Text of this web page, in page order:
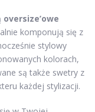
oversize’owe
komponują się z
stylowy
kolorach,
są także swetry z
każdej stylizacji.